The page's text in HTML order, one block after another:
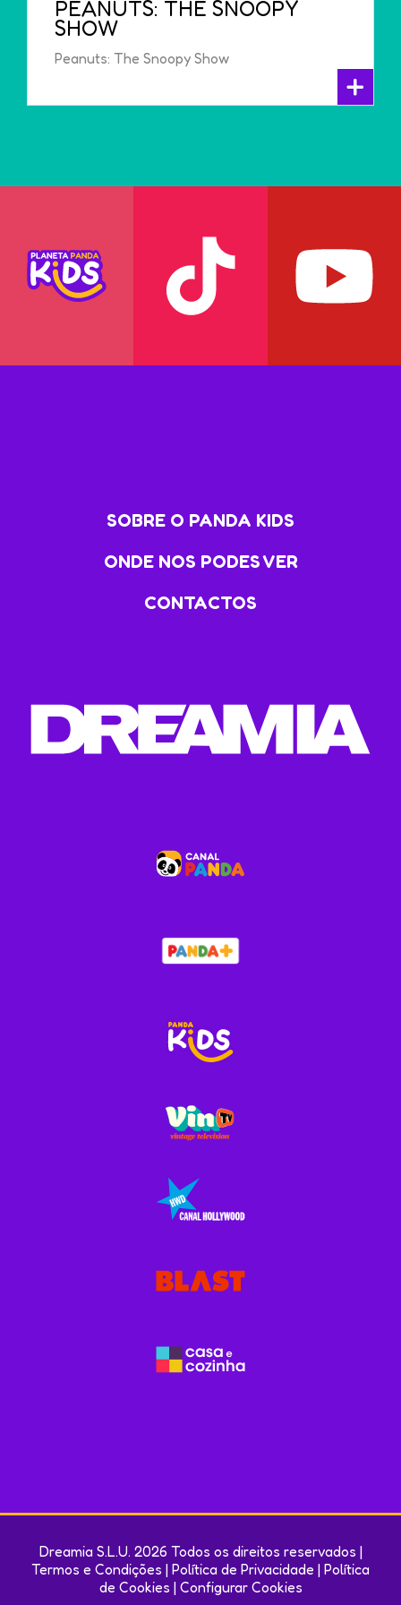
PEANUTS: THE SNOOPY
SHOW
Peanuts: The Snoopy Show
+
SOBRE O PANDA KIDS
ONDE NOS PODES VER
CONTACTOS
Dreamia S.L.U. 2026 Todos os direitos reservados |
Termos e Condições | Política de Privacidade | Política
de Cookies | Configurar Cookies